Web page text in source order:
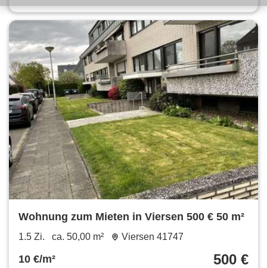
Wohnung zum Mieten in Viersen 500 € 50 m²
1.5 Zi. ca. 50,00 m² Viersen 41747
10 €/m² 500 €